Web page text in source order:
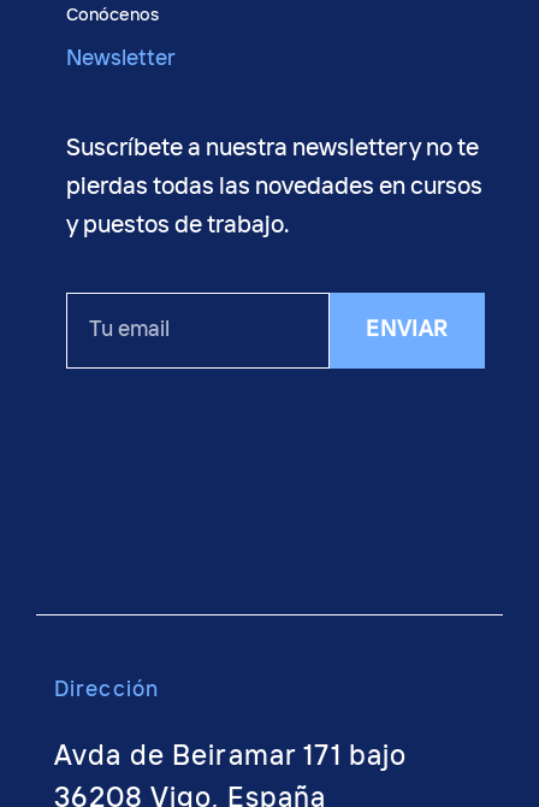
Conócenos
Newsletter
Suscríbete a nuestra newsletter y no te
pierdas todas las novedades en cursos
y puestos de trabajo.
ENVIAR
Dirección
Avda de Beiramar 171 bajo
36208 Vigo, España